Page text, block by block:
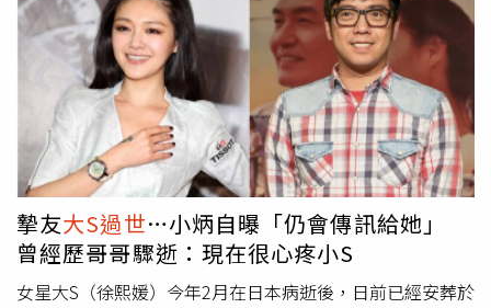
後的道別，這些細節如何流出，「你們一家不通知，媒體不
會知道啦」，並質疑說就算不是用徐家出來講的方式，也是
透過姓賈的姐妹等之口說出，葛斯齊還特別點名「姓賈的姐
妹」，「我不喜歡這種人，太假了」。另外，葛斯齊還在臉
書上砲轟徐家向汪小菲討750萬，「那一家人別再噁心了，
是要所有天譴到妳們一家身上才會檢討嗎？」並曬出S媽和
汪小菲的對話截圖開嗆徐家，「逼我拿出東西嗎？給你體
面，不要臉我就不客氣了」。另外，葛斯齊在直播中質疑徐
家在大S離世後動作頻頻，像是徐家下葬儀式一切不符合常
規，更覺得徐家自己在消費家人，葛斯齊強調，「真正在消
費死人的是那一家子，是S家，真正在消費的是這一家
摯友大S過世…小炳自曝「仍會傳訊給她」
曾經歷哥哥驟逝：現在很心疼小S
女星大S（徐熙媛）今年2月在日本病逝後，日前已經安葬於